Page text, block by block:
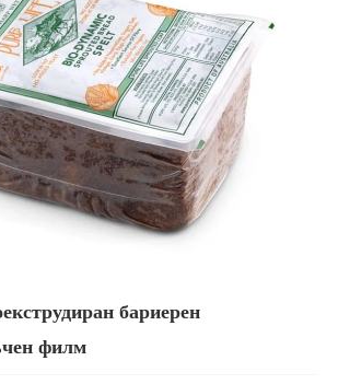
бариерен
филм